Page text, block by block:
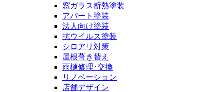
窓ガラス断熱塗装
アパート塗装
法人向け塗装
抗ウイルス塗装
シロアリ対策
屋根葺き替え
雨樋修理･交換
リノベーション
店舗デザイン